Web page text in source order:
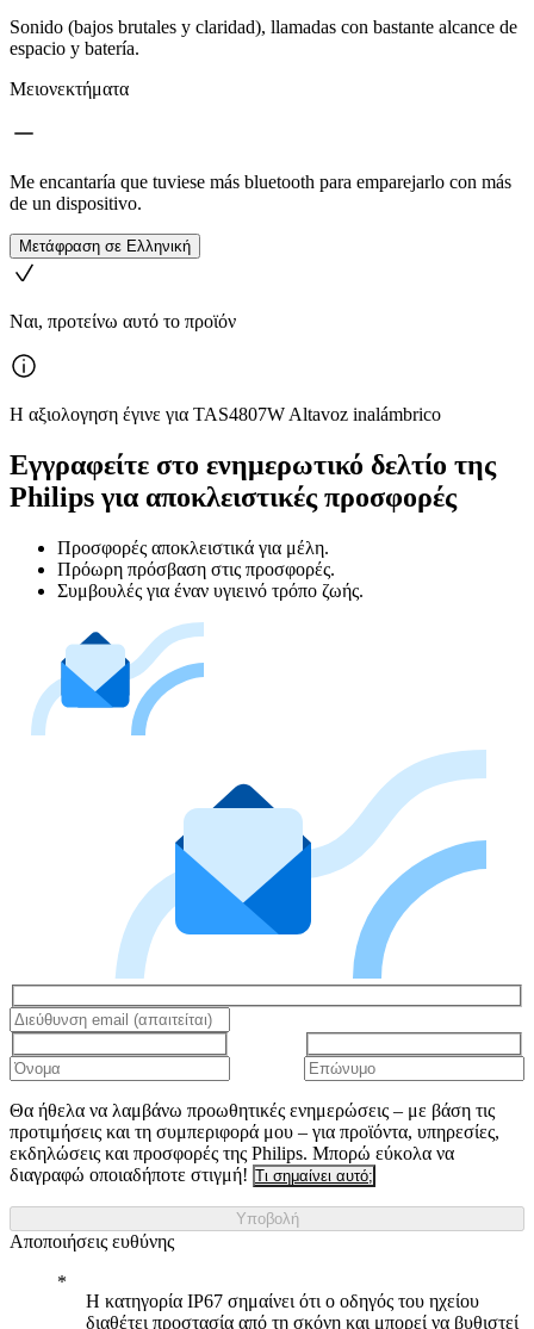
Sonido (bajos brutales y claridad), llamadas con bastante alcance de
espacio y batería.
Μειονεκτήματα
Me encantaría que tuviese más bluetooth para emparejarlo con más
de un dispositivo.
Μετάφραση σε Ελληνική
Ναι, προτείνω αυτό το προϊόν
Η αξιολογηση έγινε για TAS4807W Altavoz inalámbrico
Εγγραφείτε στο ενημερωτικό δελτίο της
Philips για αποκλειστικές προσφορές
Προσφορές αποκλειστικά για μέλη.
Πρόωρη πρόσβαση στις προσφορές.
Συμβουλές για έναν υγιεινό τρόπο ζωής.
Θα ήθελα να λαμβάνω προωθητικές ενημερώσεις – με βάση τις
προτιμήσεις και τη συμπεριφορά μου – για προϊόντα, υπηρεσίες,
εκδηλώσεις και προσφορές της Philips. Μπορώ εύκολα να
διαγραφώ οποιαδήποτε στιγμή! Τι σημαίνει αυτό;
Υποβολή
Αποποιήσεις ευθύνης
Η κατηγορία IP67 σημαίνει ότι ο οδηγός του ηχείου
διαθέτει προστασία από τη σκόνη και μπορεί να βυθιστεί